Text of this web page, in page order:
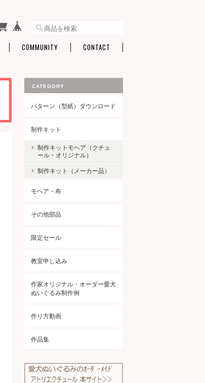
COMMUNITY CONTACT
CATEGORY
パターン（型紙）ダウンロード
制作キット
制作キットモヘア（クチュ
ール・オリジナル）
制作キット（メーカー品）
モヘア・布
その他部品
限定セール
教室申し込み
作家オリジナル・オーダー愛犬
ぬいぐるみ制作例
作り方動画
作品集